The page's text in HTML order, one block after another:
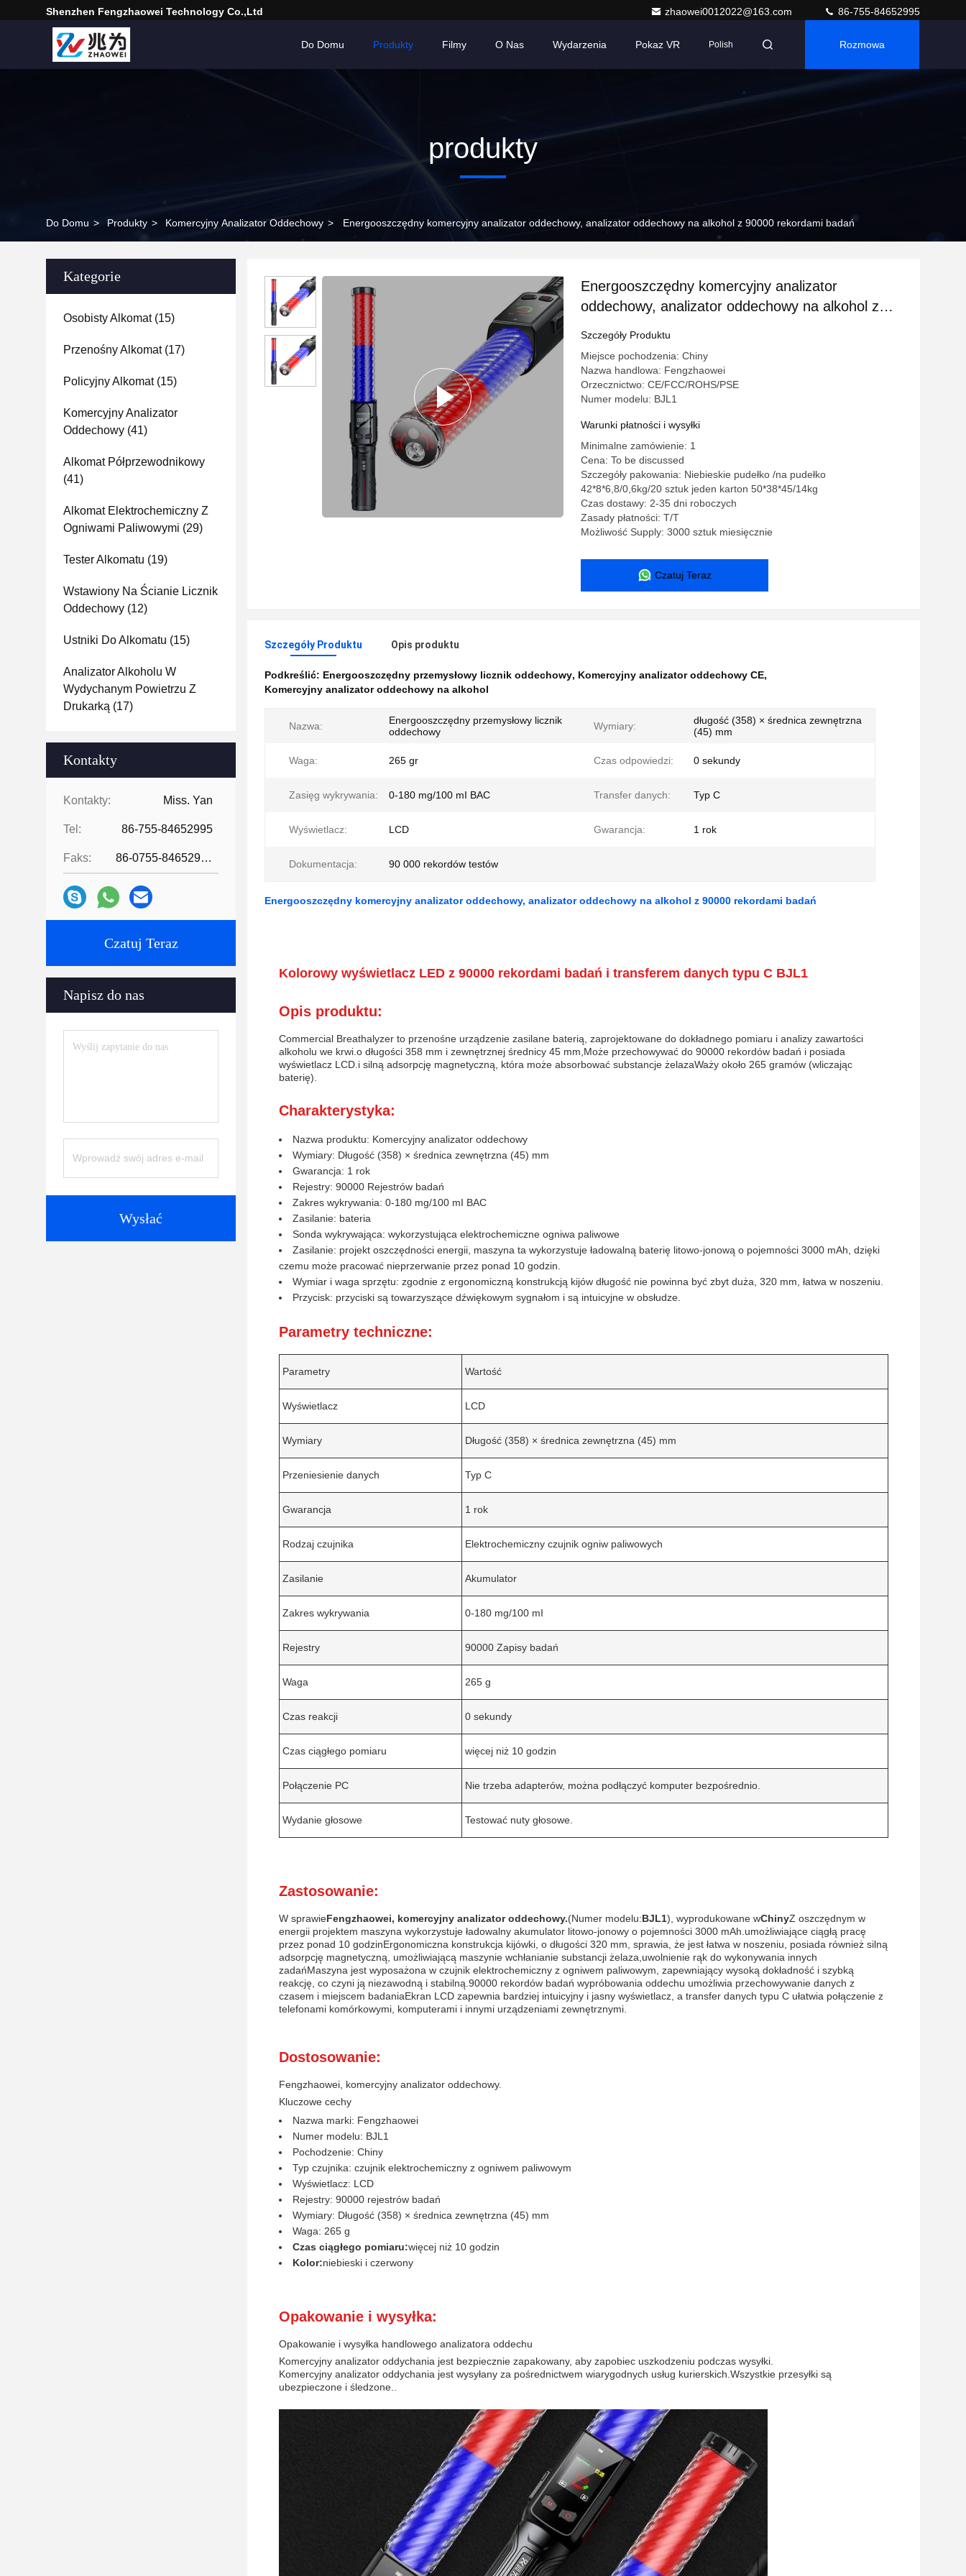
Shenzhen Fengzhaowei Technology Co.,Ltd zhaowei0012022@163.com 86-755-84652995
Do Domu Produkty Filmy O Nas Wydarzenia Pokaz VR Polish Rozmowa
produkty
Do Domu > Produkty > Komercyjny Analizator Oddechowy > Energooszczędny komercyjny analizator oddechowy, analizator oddechowy na alkohol z 90000 rekordami badań
Kategorie
Osobisty Alkomat(15)
Przenośny Alkomat(17)
Policyjny Alkomat(15)
Komercyjny Analizator
Oddechowy (41)
Alkomat Półprzewodnikowy
(41)
Alkomat Elektrochemiczny Z
Ogniwami Paliwowymi (29)
Tester Alkomatu (19)
Wstawiony Na Ścianie Licznik
Oddechowy (12)
Ustniki Do Alkomatu (15)
Analizator Alkoholu W
Wydychanym Powietrzu Z
Drukarką (17)
Kontakty
Kontakty: Miss. Yan
Tel: 86-755-84652995
Faks: 86-0755-84652995
Czatuj Teraz
Napisz do nas
Wysłać
Energooszczędny komercyjny analizator
oddechowy, analizator oddechowy na alkohol z
Szczegóły Produktu
Miejsce pochodzenia: Chiny
Nazwa handlowa: Fengzhaowei
Orzecznictwo: CE/FCC/ROHS/PSE
Numer modelu: BJL1
Warunki płatności i wysyłki
Minimalne zamówienie: 1
Cena: To be discussed
Szczegóły pakowania: Niebieskie pudełko /na pudełko
42*8*6,8/0,6kg/20 sztuk jeden karton 50*38*45/14kg
Czas dostawy: 2-35 dni roboczych
Zasady płatności: T/T
Możliwość Supply: 3000 sztuk miesięcznie
Czatuj Teraz
Szczegóły Produktu Opis produktu
Podkreślić: Energooszczędny przemysłowy licznik oddechowy, Komercyjny analizator oddechowy CE,
Komercyjny analizator oddechowy na alkohol
Nazwa:
Energooszczędny przemysłowy licznik
oddechowy
Wymiary:
długość (358) × średnica zewnętrzna
(45) mm
Waga: 265 gr Czas odpowiedzi: 0 sekundy
Zasięg wykrywania: 0-180 mg/100 mI BAC Transfer danych: Typ C
Wyświetlacz: LCD Gwarancja: 1 rok
Dokumentacja: 90 000 rekordów testów
Energooszczędny komercyjny analizator oddechowy, analizator oddechowy na alkohol z 90000 rekordami badań
Kolorowy wyświetlacz LED z 90000 rekordami badań i transferem danych typu C BJL1
Opis produktu:
Commercial Breathalyzer to przenośne urządzenie zasilane baterią, zaprojektowane do dokładnego pomiaru i analizy zawartości
alkoholu we krwi.o długości 358 mm i zewnętrznej średnicy 45 mm,Może przechowywać do 90000 rekordów badań i posiada
wyświetlacz LCD.i silną adsorpcję magnetyczną, która może absorbować substancje żelazaWaży około 265 gramów (wliczając
baterię).
Charakterystyka:
Nazwa produktu: Komercyjny analizator oddechowy
Wymiary: Długość (358) × średnica zewnętrzna (45) mm
Gwarancja: 1 rok
Rejestry: 90000 Rejestrów badań
Zakres wykrywania: 0-180 mg/100 mI BAC
Zasilanie: bateria
Sonda wykrywająca: wykorzystująca elektrochemiczne ogniwa paliwowe
Zasilanie: projekt oszczędności energii, maszyna ta wykorzystuje ładowalną baterię litowo-jonową o pojemności 3000 mAh, dzięki
czemu może pracować nieprzerwanie przez ponad 10 godzin.
Wymiar i waga sprzętu: zgodnie z ergonomiczną konstrukcją kijów długość nie powinna być zbyt duża, 320 mm, łatwa w noszeniu.
Przycisk: przyciski są towarzyszące dźwiękowym sygnałom i są intuicyjne w obsłudze.
Parametry techniczne:
Parametry Wartość
Wyświetlacz LCD
Wymiary Długość (358) × średnica zewnętrzna (45) mm
Przeniesienie danych Typ C
Gwarancja 1 rok
Rodzaj czujnika Elektrochemiczny czujnik ogniw paliwowych
Zasilanie Akumulator
Zakres wykrywania 0-180 mg/100 mI
Rejestry 90000 Zapisy badań
Waga 265 g
Czas reakcji 0 sekundy
Czas ciągłego pomiaru więcej niż 10 godzin
Połączenie PC Nie trzeba adapterów, można podłączyć komputer bezpośrednio.
Wydanie głosowe Testować nuty głosowe.
Zastosowanie:
W sprawieFengzhaowei, komercyjny analizator oddechowy.(Numer modelu:BJL1), wyprodukowane wChinyZ oszczędnym w
energii projektem maszyna wykorzystuje ładowalny akumulator litowo-jonowy o pojemności 3000 mAh.umożliwiające ciągłą pracę
przez ponad 10 godzinErgonomiczna konstrukcja kijówki, o długości 320 mm, sprawia, że jest łatwa w noszeniu, posiada również silną
adsorpcję magnetyczną, umożliwiającą maszynie wchłanianie substancji żelaza,uwolnienie rąk do wykonywania innych
zadańMaszyna jest wyposażona w czujnik elektrochemiczny z ogniwem paliwowym, zapewniający wysoką dokładność i szybką
reakcję, co czyni ją niezawodną i stabilną.90000 rekordów badań wypróbowania oddechu umożliwia przechowywanie danych z
czasem i miejscem badaniaEkran LCD zapewnia bardziej intuicyjny i jasny wyświetlacz, a transfer danych typu C ułatwia połączenie z
telefonami komórkowymi, komputerami i innymi urządzeniami zewnętrznymi.
Dostosowanie:
Fengzhaowei, komercyjny analizator oddechowy.
Kluczowe cechy
Nazwa marki: Fengzhaowei
Numer modelu: BJL1
Pochodzenie: Chiny
Typ czujnika: czujnik elektrochemiczny z ogniwem paliwowym
Wyświetlacz: LCD
Rejestry: 90000 rejestrów badań
Wymiary: Długość (358) × średnica zewnętrzna (45) mm
Waga: 265 g
Czas ciągłego pomiaru:więcej niż 10 godzin
Kolor:niebieski i czerwony
Opakowanie i wysyłka:
Opakowanie i wysyłka handlowego analizatora oddechu
Komercyjny analizator oddychania jest bezpiecznie zapakowany, aby zapobiec uszkodzeniu podczas wysyłki.
Komercyjny analizator oddychania jest wysyłany za pośrednictwem wiarygodnych usług kurierskich.Wszystkie przesyłki są
ubezpieczone i śledzone..